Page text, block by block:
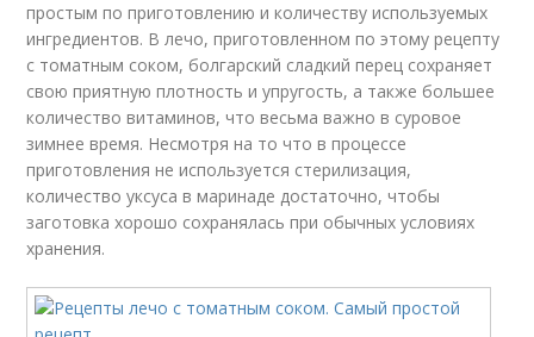
Лука под зиму Томаты на зиму
Масла на зиму Сладкое на зиму
простым по приготовлению и количеству используемых
ингредиентов. В лечо, приготовленном по этому рецепту
с томатным соком, болгарский сладкий перец сохраняет
свою приятную плотность и упругость, а также большее
количество витаминов, что весьма важно в суровое
зимнее время. Несмотря на то что в процессе
приготовления не используется стерилизация,
количество уксуса в маринаде достаточно, чтобы
заготовка хорошо сохранялась при обычных условиях
хранения.